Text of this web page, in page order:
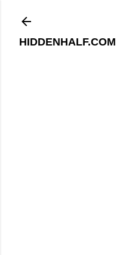
HIDDENHALF.COM